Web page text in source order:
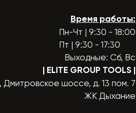
Время работы:
Пн-Чт | 9:30 - 18:00
Пт | 9:30 - 17:30
Выходные: Сб, Вс
| ELITE GROUP TOOLS |
Дмитровское шоссе, д. 13 пом. 7
ЖК Дыхание